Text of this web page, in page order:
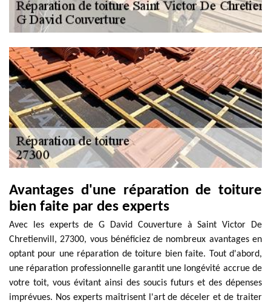
Avantages d'une réparation de toiture
bien faite par des experts
Avec les experts de G David Couverture à Saint Victor De
Chretienvill, 27300, vous bénéficiez de nombreux avantages en
optant pour une réparation de toiture bien faite. Tout d'abord,
une réparation professionnelle garantit une longévité accrue de
votre toit, vous évitant ainsi des soucis futurs et des dépenses
imprévues. Nos experts maîtrisent l'art de déceler et de traiter